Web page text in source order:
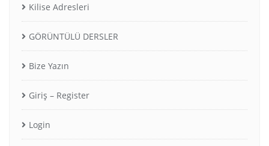
Kilise Adresleri
GÖRÜNTÜLÜ DERSLER
Bize Yazın
Giriş – Register
Login